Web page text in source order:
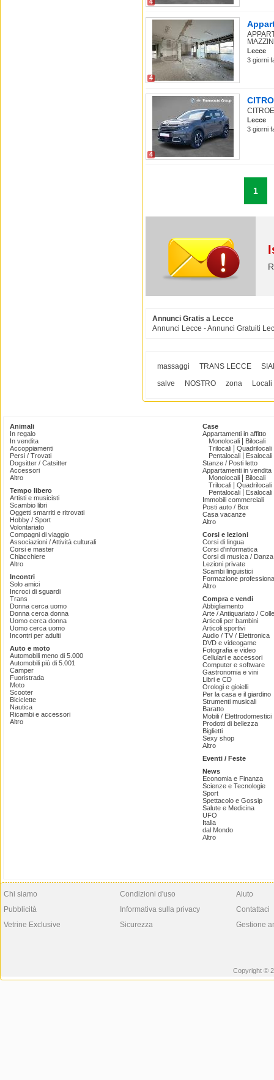
4
Lecce
3 giorni
4
Lecce
3 giorni
1
Annunci Gratis a Lecce
Annunci Lecce - Annunci Gratuiti
massaggi TRANS LECCE
salve
NOSTRO zona Locali
Animali
In regalo
In vendita
Accoppiamenti
Persi / Trovati
Dogsitter / Catsitter
Accessori
Altro
Tempo libero
Artisti e musicisti
Scambio libri
Oggetti smarriti e ritrovati
Hobby / Sport
Volontariato
Compagni di viaggio
Associazioni / Attività culturali
Corsi e master
Chiacchiere
Altro
Incontri
Solo amici
Incroci di sguardi
Trans
Donna cerca uomo
Donna cerca donna
Uomo cerca donna
Uomo cerca uomo
Incontri per adulti
Auto e moto
Automobili meno di 5.000
Automobili più di 5.001
Camper
Fuoristrada
Moto
Scooter
Biciclette
Nautica
Ricambi e accessori
Altro
Case
Appartamenti in affitto
Monolocali
Bilocali
Trilocali
Quadrilocali
Pentalocali
Esalocali
Stanze / Posti letto
Appartamenti in vendita
Monolocali
Bilocali
Trilocali
Quadrilocali
Pentalocali
Esalocali
Immobili commerciali
Posti auto / Box
Casa vacanze
Altro
Corsi e lezioni
Corsi di lingua
Corsi d'informatica
Corsi di musica /
Lezioni private
Scambi linguistici
Formazione
Altro
Compra e vendi
Abbigliamento
Arte / Antiquariato /
Articoli per bambini
Articoli sportivi
Audio / TV / Elettronica
DVD e videogame
Fotografia e video
Cellulari e accessori
Computer e software
Gastronomia e vini
Libri e CD
Orologi e gioielli
Per la casa e il giardino
Strumenti musicali
Baratto
Mobili / Elettrodomestici
Prodotti di bellezza
Biglietti
Sexy shop
Altro
Eventi / Feste
News
Economia e Finanza
Scienze e Tecnologie
Sport
Spettacolo e Gossip
Salute e Medicina
UFO
Italia
dal Mondo
Altro
Chi siamo
Pubblicità
Vetrine Exclusive
Condizioni d'uso
Informativa sulla privacy
Sicurezza
Aiuto
Contattaci
Gestione
Copyright ©